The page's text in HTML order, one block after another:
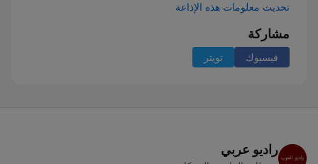
تحديث معلومات هذه الإذاعة
مشاركة
فيسبوك تويتر
راديو عربي